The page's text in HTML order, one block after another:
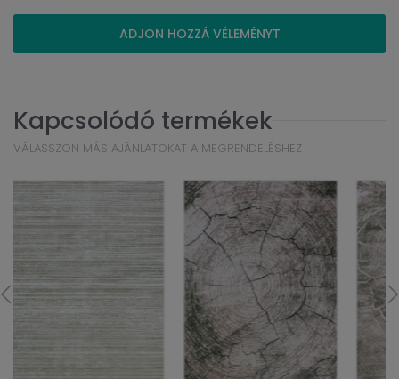
ADJON HOZZÁ VÉLEMÉNYT
Kapcsolódó termékek
VÁLASSZON MÁS AJÁNLATOKAT A MEGRENDELÉSHEZ